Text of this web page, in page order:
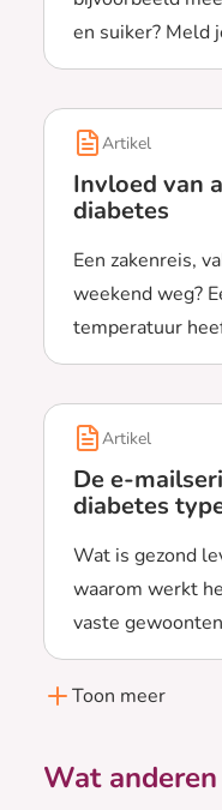
en suiker? Meld
e-mails die je
Lees meer over
Artikel
Invloed van
diabetes
Een zakenreis,
weekend weg?
temperatuur
Bekijk hier hoe.
Lees meer over
Artikel
De e-
diabetes
Wat is gezond
waarom werkt
vaste
je uitleg en tips,
vol te houden.
Lees meer over
Toon meer
Wat